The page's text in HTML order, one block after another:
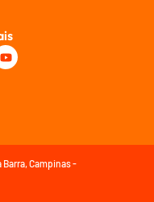
Barra, Campinas -